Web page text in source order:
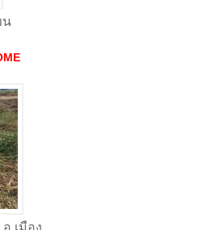
น
.เมือง